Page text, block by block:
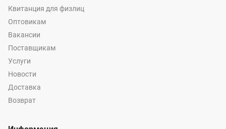
Квитанция для физлиц
Оптовикам
Вакансии
Поставщикам
Услуги
Новости
Доставка
Возврат